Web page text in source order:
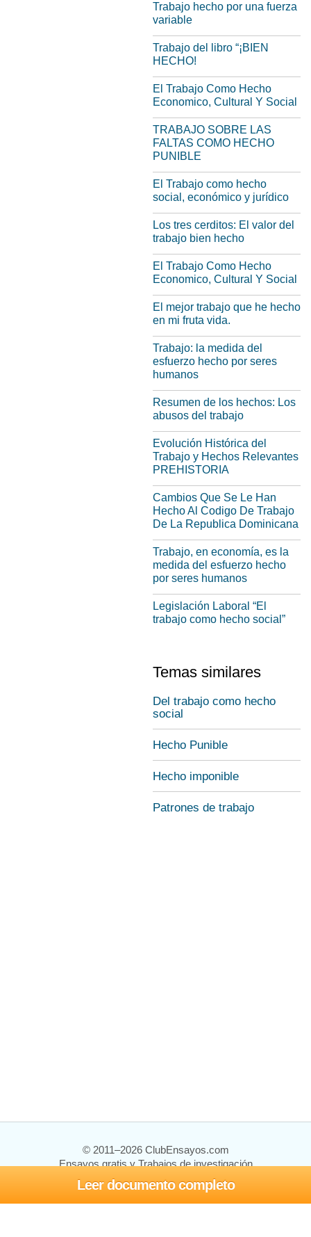
Leer documento completo
Trabajo hecho por una fuerza
variable
Trabajo del libro “¡BIEN
HECHO!
El Trabajo Como Hecho
Economico, Cultural Y Social
TRABAJO SOBRE LAS
FALTAS COMO HECHO
PUNIBLE
El Trabajo como hecho
social, económico y jurídico
Los tres cerditos: El valor del
trabajo bien hecho
El Trabajo Como Hecho
Economico, Cultural Y Social
El mejor trabajo que he hecho
en mi fruta vida.
Trabajo: la medida del
esfuerzo hecho por seres
humanos
Resumen de los hechos: Los
abusos del trabajo
Evolución Histórica del
Trabajo y Hechos Relevantes
PREHISTORIA
Cambios Que Se Le Han
Hecho Al Codigo De Trabajo
De La Republica Dominicana
Trabajo, en economía, es la
medida del esfuerzo hecho
por seres humanos
Legislación Laboral “El
trabajo como hecho social”
Temas similares
Del trabajo como hecho
social
Hecho Punible
Hecho imponible
Patrones de trabajo
© 2011–2026 ClubEnsayos.com
Ensayos gratis y Trabajos de investigación